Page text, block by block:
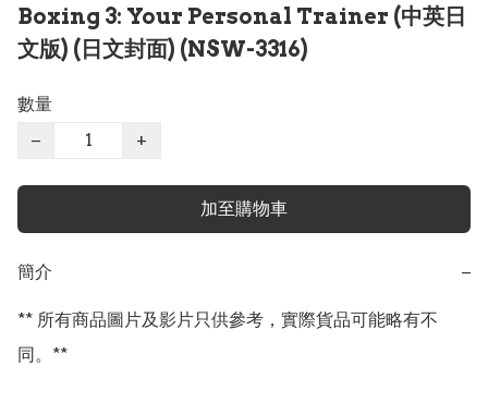
Boxing 3: Your Personal Trainer (中英日
文版) (日文封面) (NSW-3316)
數量
−
+
加至購物車
簡介 −
** 所有商品圖片及影片只供參考，實際貨品可能略有不
同。**